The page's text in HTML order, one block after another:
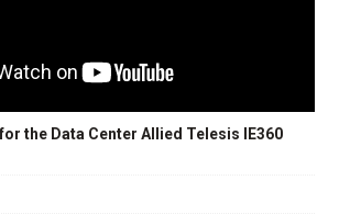
the Data Center Allied Telesis IE360